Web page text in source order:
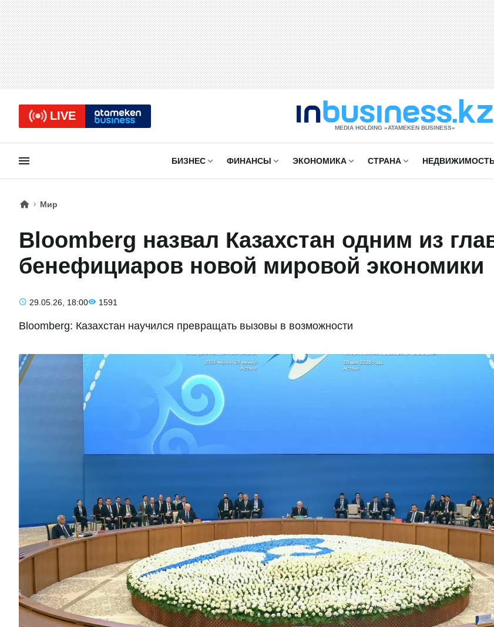
LIVE
MEDIA HOLDING «ATAMEKЕN BUSINESS»
БИЗНЕС ФИНАНСЫ ЭКОНОМИКА СТРАНА
Мир
Bloomberg назвал Казахстан одним из
бенефициаров новой мировой экономики
29.05.26, 18:00 1591
Bloomberg: Казахстан научился превращать вызовы в возможности